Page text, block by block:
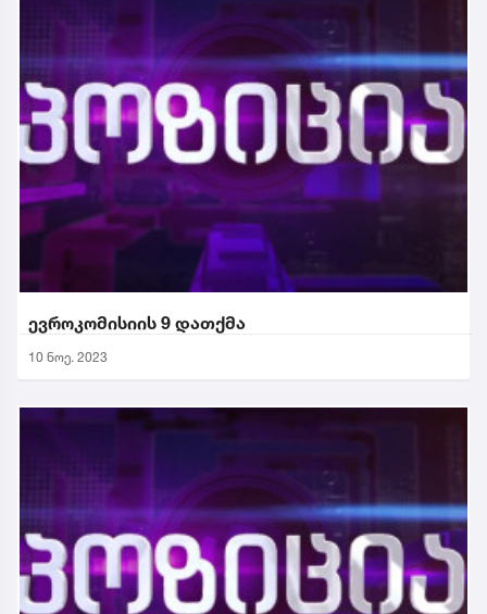
ევროკომისიის 9 დათქმა
10 ნოე. 2023